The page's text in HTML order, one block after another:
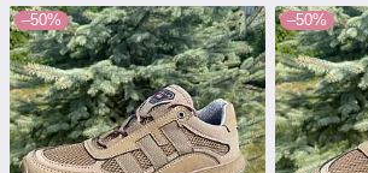
–50% –50%